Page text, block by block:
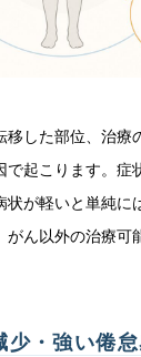
移した部位、治療
で起こります。症
状が軽いと単純に
がん以外の治療可
少・強い倦